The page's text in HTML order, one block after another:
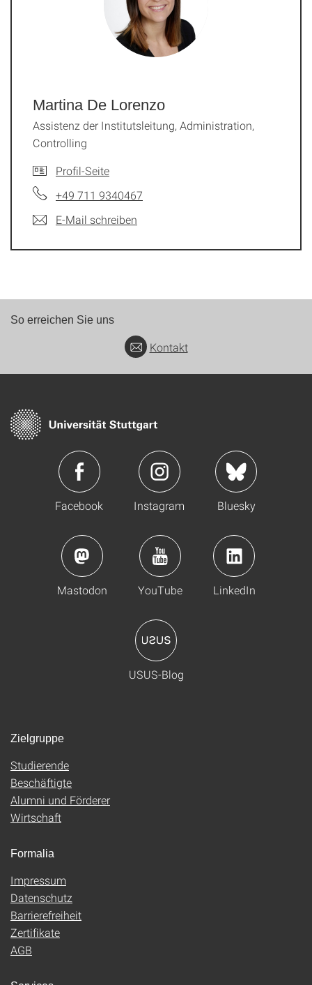
Martina De Lorenzo
Assistenz der Institutsleitung, Administration,
Controlling
Profil-Seite
+49 711 9340467
E-Mail schreiben
So erreichen Sie uns
Kontakt
Facebook Instagram Bluesky
Mastodon YouTube LinkedIn
USUS-Blog
Zielgruppe
Studierende
Beschäftigte
Alumni und Förderer
Wirtschaft
Formalia
Impressum
Datenschutz
Barrierefreiheit
Zertifikate
AGB